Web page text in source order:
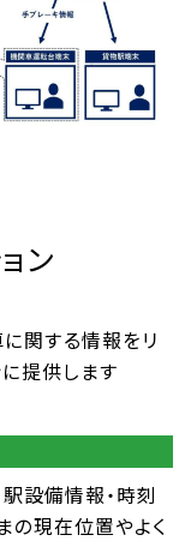
ン
関する情報をリ
提供します
設備情報・時刻
の現在位置やよく